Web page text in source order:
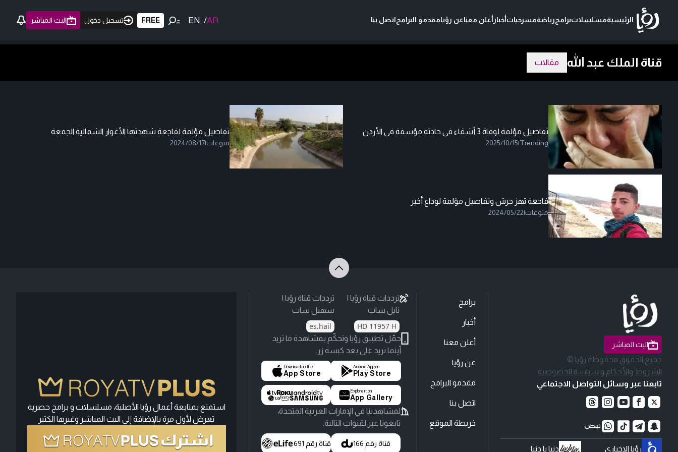
الرئيسيةمسلسلاتبرامجرياضةمسرحياتأخبارأعلن معناعن رؤيامقدمو البرامجاتصل بنا AR
/
EN
FREE تسجيل دخول البث المباشر
قناة الملك عبد الله مقالات
تفاصيل مؤلمة لوفاة 3 أشقاء في حادثة مؤسفة في الأردن
Trending
|
2025/10/15
تفاصيل مؤلمة لفاجعة شهدتها الأغوار الشمالية الجمعة
منوعات|
2024/08/17
فاجعة تهز جرش وتفاصيل مؤلمة لوداع أخير
منوعات|
2024/05/22
البث المباشر
جميع الحقوق محفوظة رؤيا ©
الشروط والأحكام و سياسة الخصوصية
تابعنا عبر وسائل التواصل الاجتماعي
رؤيا الإخباري دنيا يا دنيا
برامج
أخبار
أعلن معنا
عن رؤيا
مقدمو البرامج
اتصل بنا
خريطة الموقع
ترددات قناة رؤيا |
نايل سات
HD 11957 H
ترددات قناة رؤيا |
سهيل سات
es.hail
حمّل تطبيق رؤيا وتحكّم بمشاهدة ما تريد
أينما تريد على بعد كبسة زر.
Android App on
Play Store
Download on the
App Store
Explore it on
App Gallery
لمشاهدينا في الإمارات العربية المتحدة،
تابعونا عبر لقنوات التالية.
قناة رقم 166 قناة رقم 691
استمتع بمتابعة أعمال رؤيا الأصلية، مسلسلات و برامج حصرية
تعرض لأول مرة بالإضافة إلى البث المباشر وغيرها الكثير